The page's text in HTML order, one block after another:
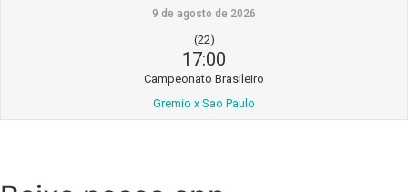
9 de agosto de 2026
(22)
17:00
Campeonato Brasileiro
Gremio x Sao Paulo